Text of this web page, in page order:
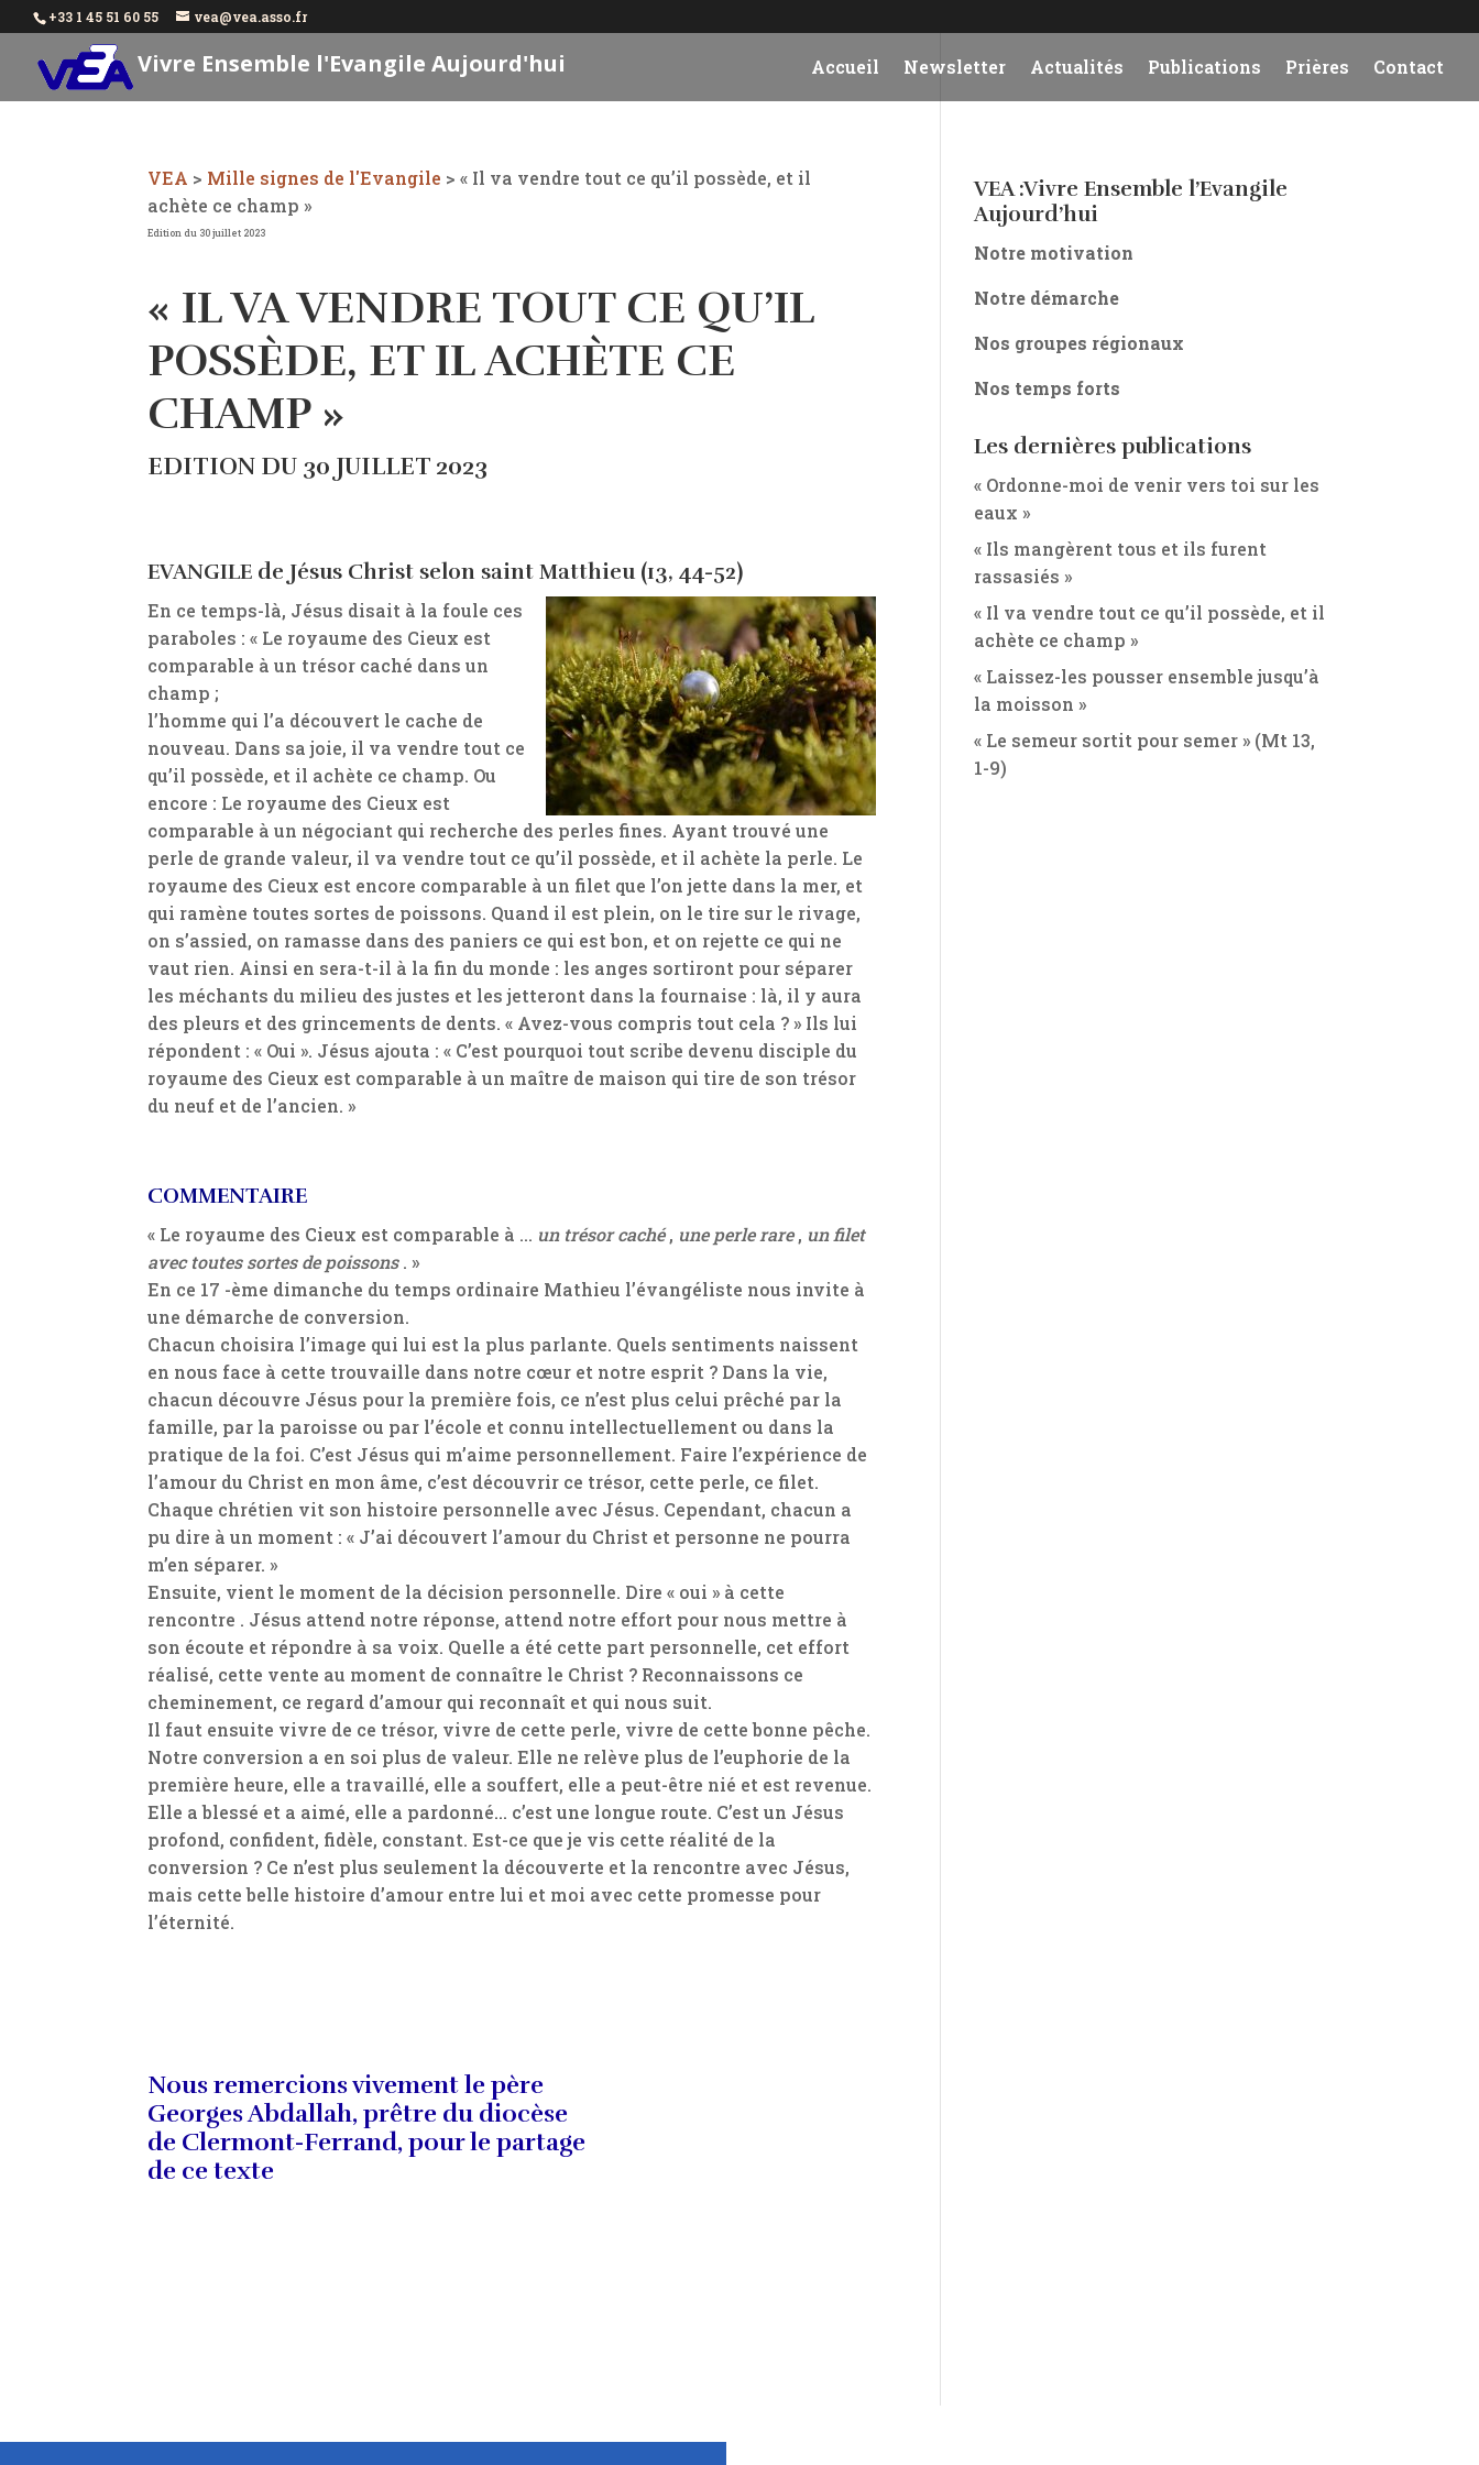
+33 1 45 51 60 55 vea@vea.asso.fr
Vivre Ensemble l'Evangile Aujourd'hui Accueil Newsletter Actualités Publications Prières Contact
VEA > Mille signes de l'Evangile >« Il va vendre tout ce qu’il possède, et il
achète ce champ »
Edition du 30 juillet 2023
« IL VA VENDRE TOUT CE QU’IL
POSSÈDE, ET IL ACHÈTE CE
CHAMP »
EDITION DU 30 JUILLET 2023
EVANGILE de Jésus Christ selon saint Matthieu (13, 44-52)
En ce temps-là, Jésus disait à la foule ces
paraboles : « Le royaume des Cieux est
comparable à un trésor caché dans un
champ ;
l’homme qui l’a découvert le cache de
nouveau. Dans sa joie, il va vendre tout ce
qu’il possède, et il achète ce champ. Ou
encore : Le royaume des Cieux est
comparable à un négociant qui recherche des perles fines. Ayant trouvé une
perle de grande valeur, il va vendre tout ce qu’il possède, et il achète la perle. Le
royaume des Cieux est encore comparable à un filet que l’on jette dans la mer, et
qui ramène toutes sortes de poissons. Quand il est plein, on le tire sur le rivage,
on s’assied, on ramasse dans des paniers ce qui est bon, et on rejette ce qui ne
vaut rien. Ainsi en sera-t-il à la fin du monde : les anges sortiront pour séparer
les méchants du milieu des justes et les jetteront dans la fournaise : là, il y aura
des pleurs et des grincements de dents. « Avez-vous compris tout cela ? » Ils lui
répondent : « Oui ». Jésus ajouta : « C’est pourquoi tout scribe devenu disciple du
royaume des Cieux est comparable à un maître de maison qui tire de son trésor
du neuf et de l’ancien. »
COMMENTAIRE
« Le royaume des Cieux est comparable à … un trésor caché, une perle rare, un filet
avec toutes sortes de poissons. »
En ce 17 -ème dimanche du temps ordinaire Mathieu l’évangéliste nous invite à
une démarche de conversion.
Chacun choisira l’image qui lui est la plus parlante. Quels sentiments naissent
en nous face à cette trouvaille dans notre cœur et notre esprit ? Dans la vie,
chacun découvre Jésus pour la première fois, ce n’est plus celui prêché par la
famille, par la paroisse ou par l’école et connu intellectuellement ou dans la
pratique de la foi. C’est Jésus qui m’aime personnellement. Faire l’expérience de
l’amour du Christ en mon âme, c’est découvrir ce trésor, cette perle, ce filet.
Chaque chrétien vit son histoire personnelle avec Jésus. Cependant, chacun a
pu dire à un moment : « J’ai découvert l’amour du Christ et personne ne pourra
m’en séparer. »
Ensuite, vient le moment de la décision personnelle. Dire « oui » à cette
rencontre . Jésus attend notre réponse, attend notre effort pour nous mettre à
son écoute et répondre à sa voix. Quelle a été cette part personnelle, cet effort
réalisé, cette vente au moment de connaître le Christ ? Reconnaissons ce
cheminement, ce regard d’amour qui reconnaît et qui nous suit.
Il faut ensuite vivre de ce trésor, vivre de cette perle, vivre de cette bonne pêche.
Notre conversion a en soi plus de valeur. Elle ne relève plus de l’euphorie de la
première heure, elle a travaillé, elle a souffert, elle a peut-être nié et est revenue.
Elle a blessé et a aimé, elle a pardonné… c’est une longue route. C’est un Jésus
profond, confident, fidèle, constant. Est-ce que je vis cette réalité de la
conversion ? Ce n’est plus seulement la découverte et la rencontre avec Jésus,
mais cette belle histoire d’amour entre lui et moi avec cette promesse pour
l’éternité.
Nous remercions vivement le père
Georges Abdallah, prêtre du diocèse
de Clermont-Ferrand, pour le partage
de ce texte
VEA :Vivre Ensemble l’Evangile
Aujourd’hui
Notre motivation
Notre démarche
Nos groupes régionaux
Nos temps forts
Les dernières publications
« Ordonne-moi de venir vers toi sur les
eaux »
« Ils mangèrent tous et ils furent
rassasiés »
« Il va vendre tout ce qu’il possède, et il
achète ce champ »
« Laissez-les pousser ensemble jusqu’à
la moisson »
« Le semeur sortit pour semer » (Mt 13,
1-9)